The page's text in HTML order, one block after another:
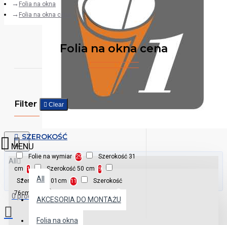
All
All
AKCESORIA DO MONTAŻU
Folia na okna
0 produkt(ów) - 0.00 zł
Folia na okna
Folia na okna cena
Folia na okna cena
Filter Clear
SZEROKOŚĆ
Folie na wymiar 29
Szerokość 31
cm
1 Szerokość 50 cm 9
Szerokość 101cm 11
Szerokość
76cm